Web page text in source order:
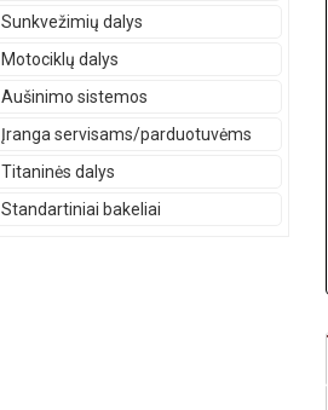
Sunkvežimių dalys
Motociklų dalys
Aušinimo sistemos
Įranga servisams/parduotuvėms
Titaninės dalys
Standartiniai bakeliai